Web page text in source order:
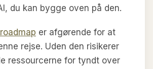
du kan bygge oven på den.
er afgørende for at
rejse. Uden den risikerer
ressourcerne for tyndt over